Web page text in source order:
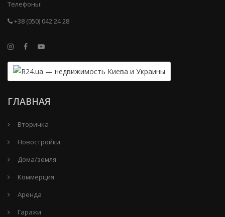
Телефоны:
+38 (050) 042 24 28
ГЛАВНАЯ
Вторичка
Новостройки
Дома/земля
Коммерция
Аренда
Гаражи